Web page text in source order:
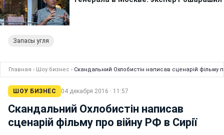
Запасы угля
Главная › Шоу бизнес › Скандальний Охлобистін написав сценарій фільму
ШОУ БИЗНЕС 04 декабря 2016 · 11:57
Скандальний Охлобистін написав
сценарій фільму про війну РФ в Сирії